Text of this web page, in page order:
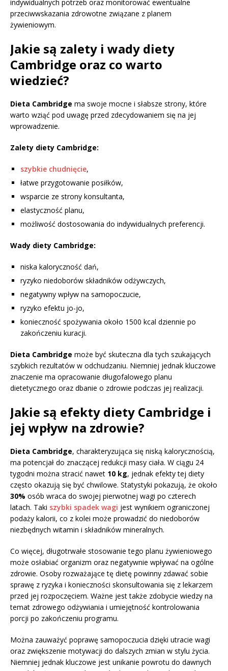
indywidualnych potrzeb oraz monitorować ewentualne
przeciwwskazania zdrowotne związane z planem
żywieniowym.
Jakie są zalety i wady diety
Cambridge oraz co warto
wiedzieć?
Dieta Cambridge ma swoje mocne i słabsze strony, które
warto wziąć pod uwagę przed zdecydowaniem się na jej
wprowadzenie.
Zalety diety Cambridge:
szybkie chudnięcie,
łatwe przygotowanie posiłków,
wsparcie ze strony konsultanta,
elastyczność planu,
możliwość dostosowania do indywidualnych preferencji.
Wady diety Cambridge:
niska kaloryczność dań,
ryzyko niedoborów składników odżywczych,
negatywny wpływ na samopoczucie,
ryzyko efektu jo-jo,
konieczność spożywania około 1500 kcal dziennie po
zakończeniu kuracji.
Dieta Cambridge może być skuteczna dla tych szukających
szybkich rezultatów w odchudzaniu. Niemniej jednak kluczowe
znaczenie ma opracowanie długofalowego planu
dietetycznego oraz dbanie o zdrowie podczas jej realizacji.
Jakie są efekty diety Cambridge i
jej wpływ na zdrowie?
Dieta Cambridge, charakteryzująca się niską kalorycznością,
ma potencjał do znaczącej redukcji masy ciała. W ciągu 24
tygodni można stracić nawet 10 kg, jednak efekty tej diety
często okazują się być chwilowe. Statystyki pokazują, że około
30% osób wraca do swojej pierwotnej wagi po czterech
latach. Taki szybki spadek wagi jest wynikiem ograniczonej
podaży kalorii, co z kolei może prowadzić do niedoborów
niezbędnych witamin i składników mineralnych.
Co więcej, długotrwałe stosowanie tego planu żywieniowego
może osłabiać organizm oraz negatywnie wpływać na ogólne
zdrowie. Osoby rozważające tę dietę powinny zdawać sobie
sprawę z ryzyka i konieczności skonsultowania się z lekarzem
przed jej rozpoczęciem. Ważne jest także zdobycie wiedzy na
temat zdrowego odżywiania i umiejętność kontrolowania
porcji po zakończeniu programu.
Można zauważyć poprawę samopoczucia dzięki utracie wagi
oraz zwiększenie motywacji do dalszych zmian w stylu życia.
Niemniej jednak kluczowe jest unikanie powrotu do dawnych